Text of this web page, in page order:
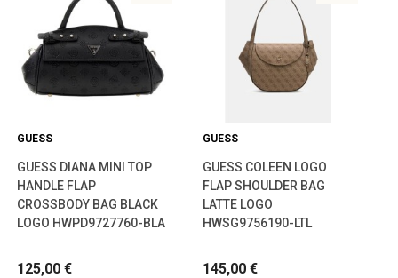
GUESS
GUESS DIANA MINI TOP
HANDLE FLAP
CROSSBODY BAG BLACK
LOGO HWPD9727760-BLA
125,00 €
GUESS
GUESS COLEEN LOGO
FLAP SHOULDER BAG
LATTE LOGO
HWSG9756190-LTL
145,00 €